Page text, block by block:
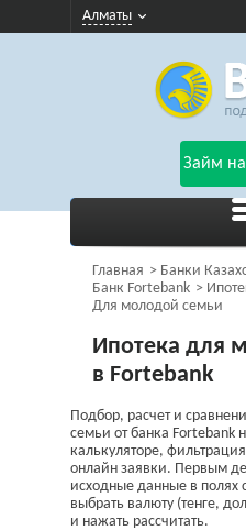
Алматы
Займ
Главная
Банки
Банк Fortebank
Для молодой семьи
Ипотека для
в Fortebank
Подбор, расчет и
семьи от банка Fortebank
калькуляторе,
онлайн заявки. Первым
исходные данные в полях
выбрать валюту (тенге,
и нажать рассчитать.